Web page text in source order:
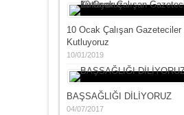
10 Ocak Çalışan Gazeteciler
Kutluyoruz
10/01/2019
BAŞSAĞLIĞI DİLİYORUZ
04/07/2017